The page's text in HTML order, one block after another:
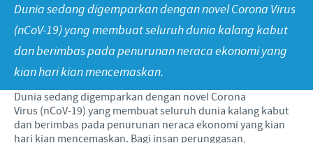
Produksi
Keberadaan Ceva di dunia
Hubungi Kami
Fokus pada peranan
Kerja sama bisnis dan ilmiah
Kontribusi
Program pendukung
KARIR
Pekerjaan utama kami
Lowongan Pekerjaan
Proses perekrutan kami
Dunia sedang digemparkan dengan novel Corona Virus
(nCoV-19) yang membuat seluruh dunia kalang kabut
dan berimbas pada penurunan neraca ekonomi yang
kian hari kian mencemaskan.
Dunia sedang digemparkan dengan novel Corona
Virus (nCoV-19) yang membuat seluruh dunia kalang kabut
dan berimbas pada penurunan neraca ekonomi yang kian
hari kian mencemaskan. Bagi insan perunggasan,